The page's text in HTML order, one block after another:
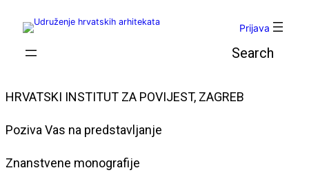
Prijava
HRVATSKI INSTITUT ZA POVIJEST, ZAGREB
Poziva Vas na predstavljanje
Znanstvene monografije